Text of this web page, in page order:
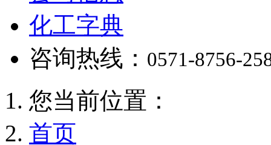
化工字典
咨询热线： 0571-8756-
您当前位置：
首页